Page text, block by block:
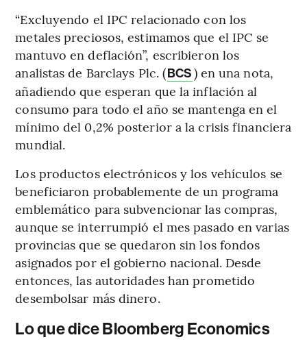
“Excluyendo el IPC relacionado con los
metales preciosos, estimamos que el IPC se
mantuvo en deflación”, escribieron los
analistas de Barclays Plc. (BCS) en una nota,
añadiendo que esperan que la inflación al
consumo para todo el año se mantenga en el
mínimo del 0,2% posterior a la crisis financiera
mundial.
Los productos electrónicos y los vehículos se
beneficiaron probablemente de un programa
emblemático para subvencionar las compras,
aunque se interrumpió el mes pasado en varias
provincias que se quedaron sin los fondos
asignados por el gobierno nacional. Desde
entonces, las autoridades han prometido
desembolsar más dinero.
Lo que dice Bloomberg Economics